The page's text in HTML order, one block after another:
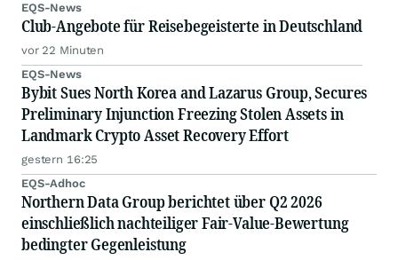
EQS-News
Club-Angebote für Reisebegeisterte in Deutschland
vor 22 Minuten
EQS-News
Bybit Sues North Korea and Lazarus Group, Secures
Preliminary Injunction Freezing Stolen Assets in
Landmark Crypto Asset Recovery Effort
gestern 16:25
EQS-Adhoc
Northern Data Group berichtet über Q2 2026
einschließlich nachteiliger Fair-Value-Bewertung
bedingter Gegenleistung